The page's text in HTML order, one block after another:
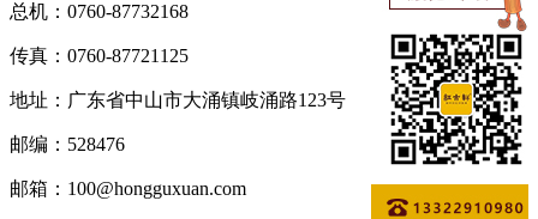
总机：0760-87732168
传真：0760-87721125
地址：广东省中山市大涌镇岐涌路123号
邮编：528476
邮箱：100@hongguxuan.com